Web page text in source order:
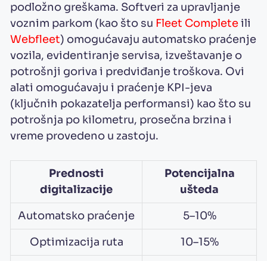
podložno greškama. Softveri za upravljanje
voznim parkom (kao što su Fleet Completeili
Webfleet) omogućavaju automatsko praćenje
vozila, evidentiranje servisa, izveštavanje o
potrošnji goriva i predviđanje troškova. Ovi
alati omogućavaju i praćenje KPI-jeva
(ključnih pokazatelja performansi) kao što su
potrošnja po kilometru, prosečna brzina i
vreme provedeno u zastoju.
Prednosti
digitalizacije
Potencijalna
ušteda
Automatsko praćenje
5–10%
Optimizacija ruta
10–15%